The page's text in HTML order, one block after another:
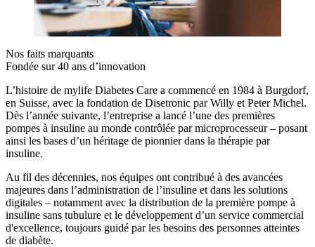
Nos faits marquants
Fondée sur 40 ans d’innovation
L’histoire de mylife Diabetes Care a commencé en 1984 à Burgdorf,
en Suisse, avec la fondation de Disetronic par Willy et Peter Michel.
Dès l’année suivante, l’entreprise a lancé l’une des premières
pompes à insuline au monde contrôlée par microprocesseur – posant
ainsi les bases d’un héritage de pionnier dans la thérapie par
insuline.
Au fil des décennies, nos équipes ont contribué à des avancées
majeures dans l’administration de l’insuline et dans les solutions
digitales – notamment avec la distribution de la première pompe à
insuline sans tubulure et le développement d’un service commercial
d'excellence, toujours guidé par les besoins des personnes atteintes
de diabète.